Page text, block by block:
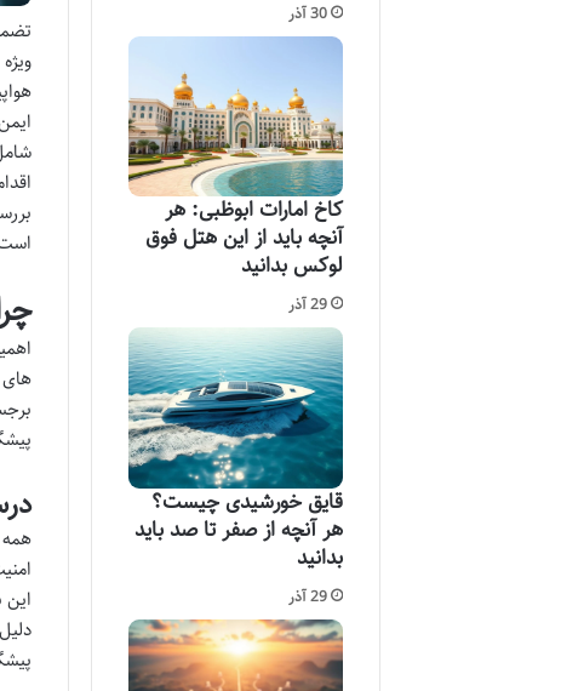
همه
30 آذر
کاخ امارات ابوظبی: هر
آنچه باید از این هتل فوق
لوکس بدانید
29 آذر
قایق خورشیدی چیست؟
هر آنچه از صفر تا صد باید
بدانید
29 آذر